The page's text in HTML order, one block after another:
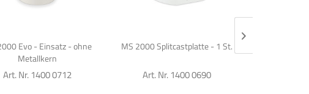
Evo - Einsatz - ohne
Metallkern
Art. Nr. 1400 0712
MS 2000 Splitcastplatte - 1 St.
Art. Nr. 1400 0690